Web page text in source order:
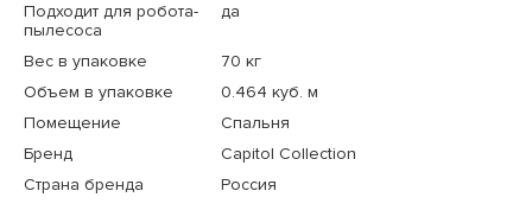
Подходит для робота-
пылесоса
да
Вес в упаковке
70 кг
Объем в упаковке
0.464 куб. м
Помещение
Спальня
Бренд
Capitol Collection
Страна бренда
Россия